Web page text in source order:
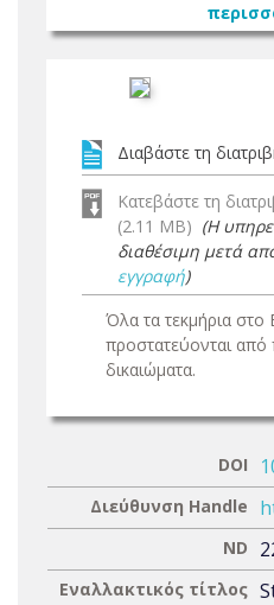
Διαβάστε τη
Κατεβάστε τη
(2.11 MB) (Η
διαθέσιμη μετά
εγγραφή)
Όλα τα τεκμήρια
προστατεύονται από
δικαιώματα.
DOI
Διεύθυνση Handle
ND
Εναλλακτικός τίτλος